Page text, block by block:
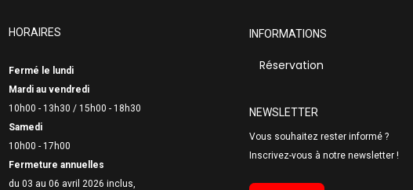
HORAIRES
Fermé le lundi
Mardi au vendredi
10h00 - 13h30 /15h00 - 18h30
Samedi
10h00 - 17h00
Fermeture annuelles
du 03 au 06 avril 2026 inclus,
INFORMATIONS
Réservation
NEWSLETTER
Vous souhaitez rester informé ?
Inscrivez-vous à notre newsletter !